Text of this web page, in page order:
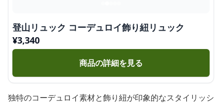
登山リュック コーデュロイ飾り紐リュック
¥3,340
商品の詳細を見る
独特のコーデュロイ素材と飾り紐が印象的なスタイリッシ